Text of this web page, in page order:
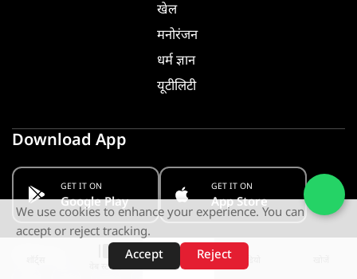
वेब स्टोरीज़
खेल
मनोरंजन
धर्म ज्ञान
यूटीलिटी
Download App
GET IT ON
Google Play
GET IT ON
App Store
We use cookies to enhance your experience. You can
accept or reject tracking.
Accept
Reject